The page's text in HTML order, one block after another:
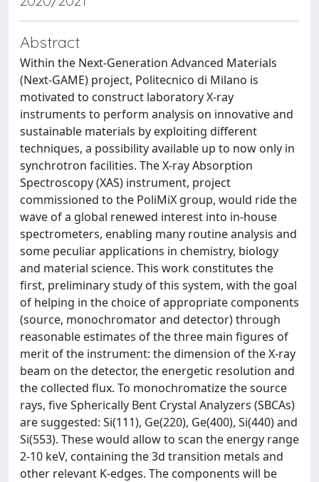
Abstract
Within the Next-Generation Advanced Materials
(Next-GAME) project, Politecnico di Milano is
motivated to construct laboratory X-ray
instruments to perform analysis on innovative and
sustainable materials by exploiting different
techniques, a possibility available up to now only in
synchrotron facilities. The X-ray Absorption
Spectroscopy (XAS) instrument, project
commissioned to the PoliMiX group, would ride the
wave of a global renewed interest into in-house
spectrometers, enabling many routine analysis and
some peculiar applications in chemistry, biology
and material science. This work constitutes the
first, preliminary study of this system, with the goal
of helping in the choice of appropriate components
(source, monochromator and detector) through
reasonable estimates of the three main figures of
merit of the instrument: the dimension of the X-ray
beam on the detector, the energetic resolution and
the collected flux. To monochromatize the source
rays, five Spherically Bent Crystal Analyzers (SBCAs)
are suggested: Si(111), Ge(220), Ge(400), Si(440) and
Si(553). These would allow to scan the energy range
2-10 keV, containing the 3d transition metals and
other relevant K-edges. The components will be